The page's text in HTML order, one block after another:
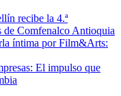
recibe la 4.ª
Comfenalco Antioquia
íntima por Film&Arts:
El impulso que